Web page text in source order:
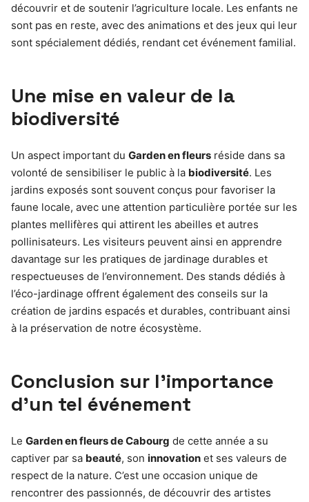
découvrir et de soutenir l’agriculture locale. Les enfants ne
sont pas en reste, avec des animations et des jeux qui leur
sont spécialement dédiés, rendant cet événement familial.
Une mise en valeur de la
biodiversité
Un aspect important du Garden en fleurs réside dans sa
volonté de sensibiliser le public à la biodiversité. Les
jardins exposés sont souvent conçus pour favoriser la
faune locale, avec une attention particulière portée sur les
plantes mellifères qui attirent les abeilles et autres
pollinisateurs. Les visiteurs peuvent ainsi en apprendre
davantage sur les pratiques de jardinage durables et
respectueuses de l’environnement. Des stands dédiés à
l’éco-jardinage offrent également des conseils sur la
création de jardins espacés et durables, contribuant ainsi
à la préservation de notre écosystème.
Conclusion sur l’importance
d’un tel événement
Le Garden en fleurs de Cabourg de cette année a su
captiver par sa beauté, son innovation et ses valeurs de
respect de la nature. C’est une occasion unique de
rencontrer des passionnés, de découvrir des artistes